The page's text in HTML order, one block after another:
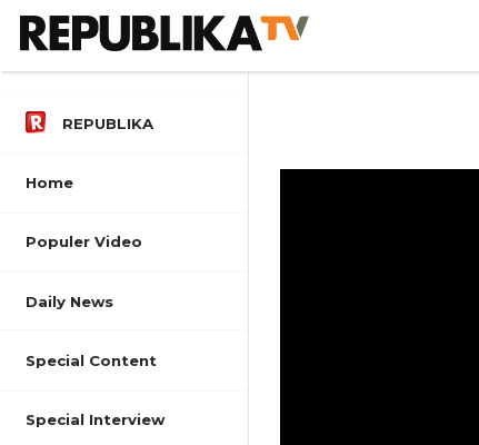
REPUBLIKA
Home
Populer Video
Daily News
Special Content
Special Interview